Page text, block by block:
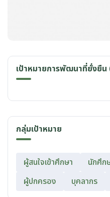
เป้าหมายการพัฒนาที่ยั่งยืน
กลุ่มเป้าหมาย
ผู้สนใจเข้าศึกษา นักศึก
ผู้ปกครอง
บุคลากร